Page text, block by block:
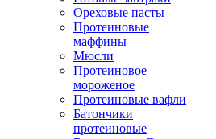
Ореховые пасты
Протеиновые
маффины
Мюсли
Протеиновое
мороженое
Протеиновые вафли
Батончики
протеиновые